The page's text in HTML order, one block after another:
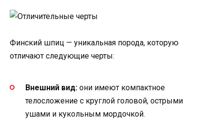
Финский шпиц — уникальная порода, которую
отличают следующие черты:
Внешний вид: они имеют компактное
телосложение с круглой головой, острыми
ушами и кукольным мордочкой.